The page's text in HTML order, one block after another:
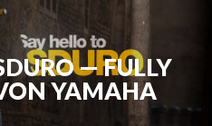
— FULLY
YAMAHA